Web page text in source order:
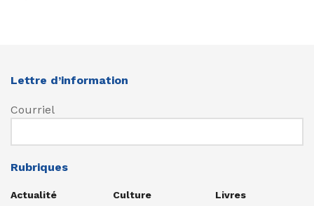
Lettre d’information
Courriel
Rubriques
Actualité
Culture
Livres